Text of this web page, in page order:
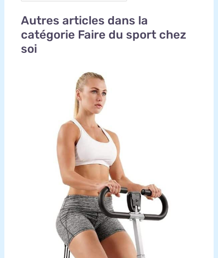
Autres articles dans la
catégorie Faire du sport chez
soi